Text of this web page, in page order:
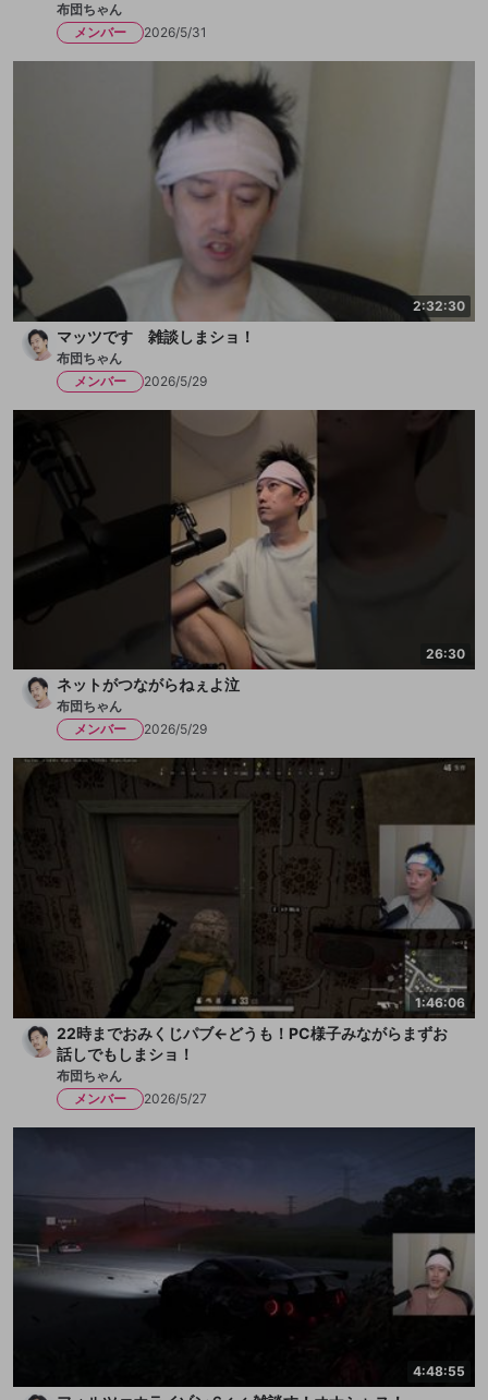
布団ちゃん
メンバー
2026/5/31
2:32:30
マッツです 雑談しまショ！
布団ちゃん
メンバー
2026/5/29
26:30
ネットがつながらねぇよ泣
布団ちゃん
メンバー
2026/5/29
1:46:06
22時までおみくじパブ←どうも！PC様子みながらまずお
話しでもしまショ！
布団ちゃん
メンバー
2026/5/27
4:48:55